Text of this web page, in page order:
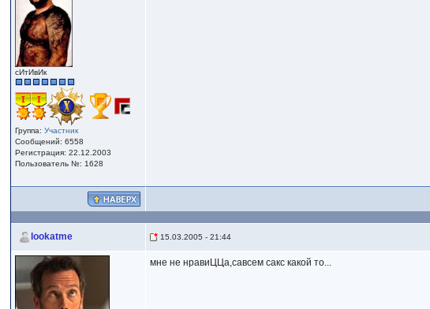
сИтИвИк
Группа:Участник
Сообщений: 6558
Регистрация: 22.12.2003
Пользователь №: 1628
lookatme 15.03.2005 - 21:44
мне не нравиЦЦа,савсем сакс какой то...